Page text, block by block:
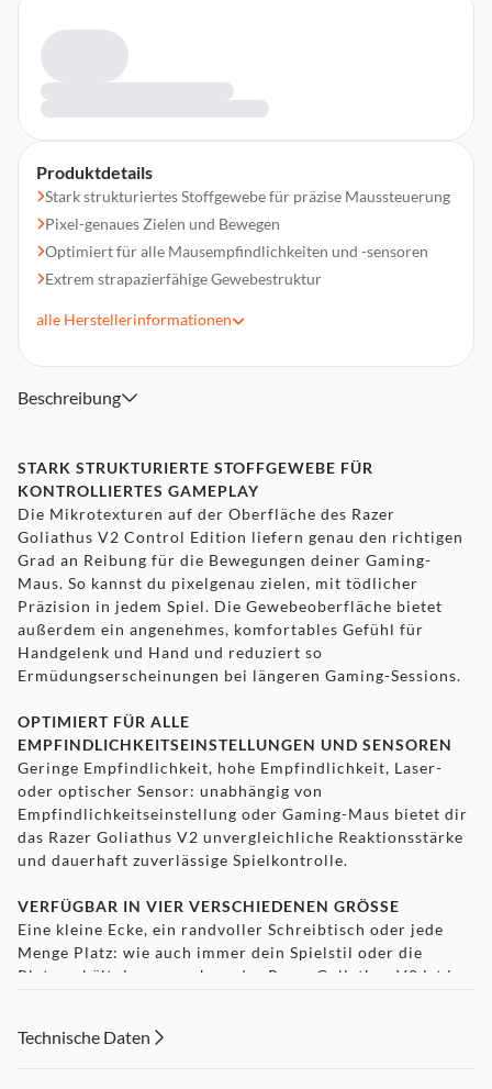
Produktdetails
Stark strukturiertes Stoffgewebe für präzise Maussteuerung
Pixel-genaues Zielen und Bewegen
Optimiert für alle Mausempfindlichkeiten und -sensoren
Extrem strapazierfähige Gewebestruktur
Ungefähre Maße (B/L/H): 270 x 215 x 3 [mm]
alle Herstellerinformationen
Beschreibung
STARK STRUKTURIERTE STOFFGEWEBE FÜR
KONTROLLIERTES GAMEPLAY
Die Mikrotexturen auf der Oberfläche des Razer
Goliathus V2 Control Edition liefern genau den richtigen
Grad an Reibung für die Bewegungen deiner Gaming-
Maus. So kannst du pixelgenau zielen, mit tödlicher
Präzision in jedem Spiel. Die Gewebeoberfläche bietet
außerdem ein angenehmes, komfortables Gefühl für
Handgelenk und Hand und reduziert so
Ermüdungserscheinungen bei längeren Gaming-Sessions.
OPTIMIERT FÜR ALLE
EMPFINDLICHKEITSEINSTELLUNGEN UND SENSOREN
Geringe Empfindlichkeit, hohe Empfindlichkeit, Laser-
oder optischer Sensor: unabhängig von
Empfindlichkeitseinstellung oder Gaming-Maus bietet dir
das Razer Goliathus V2 unvergleichliche Reaktionsstärke
und dauerhaft zuverlässige Spielkontrolle.
VERFÜGBAR IN VIER VERSCHIEDENEN GRÖSSE
Eine kleine Ecke, ein randvoller Schreibtisch oder jede
Menge Platz: wie auch immer dein Spielstil oder die
Platzverhältnisse aussehen, das Razer Goliathus V2 ist in
Technische Daten